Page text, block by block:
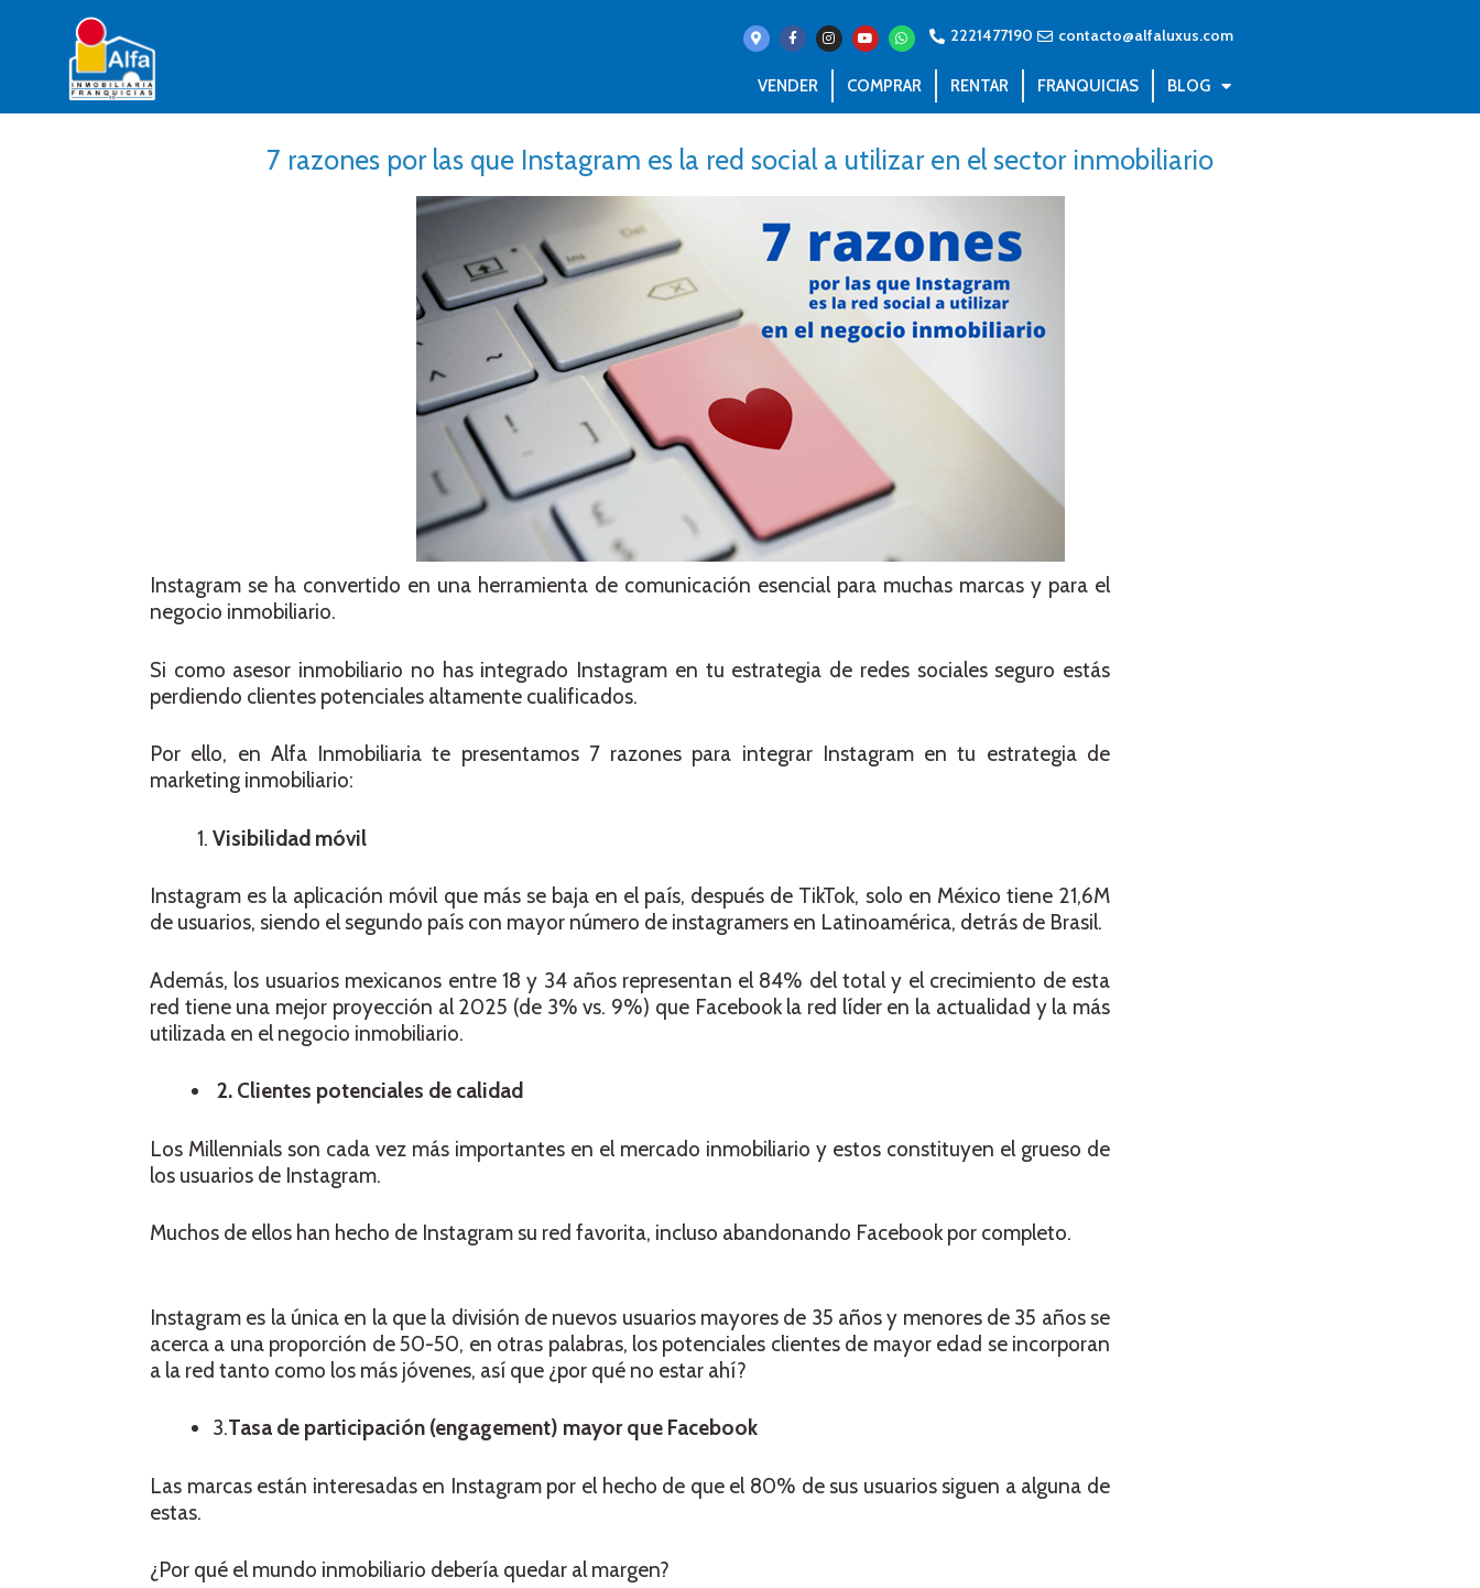
2221477190 contacto@alfaluxus.com
VENDER COMPRAR RENTAR FRANQUICIAS BLOG
7 razones por las que Instagram es la red social a utilizar en el sector inmobiliario
Instagram se ha convertido en una herramienta de comunicación esencial para muchas marcas y para el
negocio inmobiliario.
Si como asesor inmobiliario no has integrado Instagram en tu estrategia de redes sociales seguro estás
perdiendo clientes potenciales altamente cualificados.
Por ello, en Alfa Inmobiliaria te presentamos 7 razones para integrar Instagram en tu estrategia de
marketing inmobiliario:
Visibilidad móvil
Instagram es la aplicación móvil que más se baja en el país, después de TikTok, solo en México tiene 21,6M
de usuarios, siendo el segundo país con mayor número de instagramers en Latinoamérica, detrás de Brasil.
Además, los usuarios mexicanos entre 18 y 34 años representan el 84% del total y el crecimiento de esta
red tiene una mejor proyección al 2025 (de 3% vs. 9%) que Facebook la red líder en la actualidad y la más
utilizada en el negocio inmobiliario.
2. Clientes potenciales de calidad
Los Millennials son cada vez más importantes en el mercado inmobiliario y estos constituyen el grueso de
los usuarios de Instagram.
Muchos de ellos han hecho de Instagram su red favorita, incluso abandonando Facebook por completo.
Instagram es la única en la que la división de nuevos usuarios mayores de 35 años y menores de 35 años se
acerca a una proporción de 50-50, en otras palabras, los potenciales clientes de mayor edad se incorporan
a la red tanto como los más jóvenes, así que ¿por qué no estar ahí?
3.Tasa de participación (engagement) mayor que Facebook
Las marcas están interesadas en Instagram por el hecho de que el 80% de sus usuarios siguen a alguna de
estas.
¿Por qué el mundo inmobiliario debería quedar al margen?